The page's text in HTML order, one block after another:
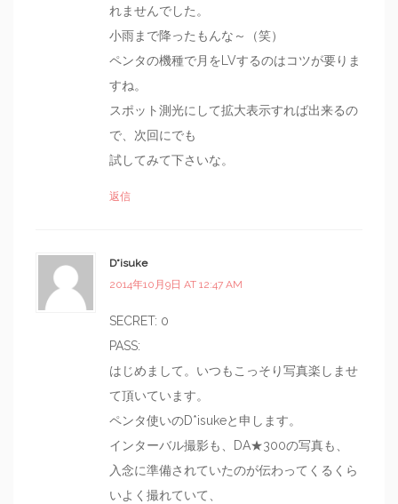
れませんでした。
小雨まで降ったもんな～（笑）
ペンタの機種で月をLVするのはコツが要りま
すね。
スポット測光にして拡大表示すれば出来るの
で、次回にでも
試してみて下さいな。
返信
D*isuke
2014年10月9日 AT 12:47 AM
SECRET: 0
PASS:
はじめまして。いつもこっそり写真楽しませ
て頂いています。
ペンタ使いのD*isukeと申します。
インターバル撮影も、DA★300の写真も、
入念に準備されていたのが伝わってくるくら
いよく撮れていて、